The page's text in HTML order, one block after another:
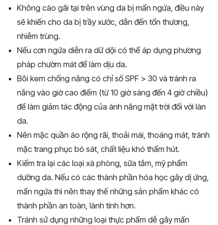
Không cào gãi tại trên vùng da bị mẩn ngứa, điều này
sẽ khiến cho da bị trầy xước, dẫn đến tổn thương,
nhiễm trùng.
Nếu cơn ngứa diễn ra dữ dội có thể áp dụng phương
pháp chườm mát để làm dịu da.
Bôi kem chống nắng có chỉ số SPF > 30 và tránh ra
nắng vào giờ cao điểm (từ 10 giờ sáng đến 4 giờ chiều)
để làm giảm tác động của ánh nắng mặt trời đối với làn
da.
Nên mặc quần áo rộng rãi, thoải mái, thoáng mát, tránh
mặc trang phục bó sát, chất liệu khó thấm hút.
Kiểm tra lại các loại xà phòng, sữa tắm, mỹ phẩm
dưỡng da. Nếu có các thành phần hóa học gây dị ứng,
mẩn ngứa thì nên thay thế những sản phẩm khác có
thành phần an toàn, lành tính hơn.
Tránh sử dụng những loại thực phẩm dễ gây mẩn